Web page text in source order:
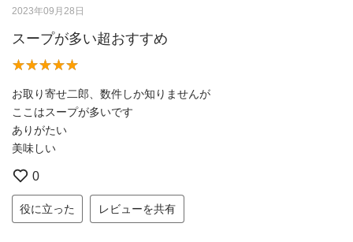
2023年09月28日
スープが多い超おすすめ
お取り寄せ二郎、数件しか知りませんが
ここはスープが多いです
ありがたい
美味しい
0
役に立った レビューを共有